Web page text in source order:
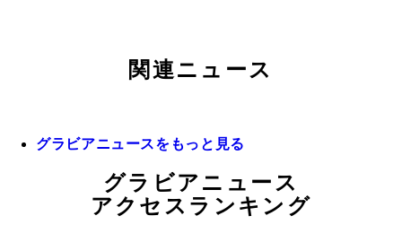
関連ニュース
グラビアニュースをもっと見る
グラビアニュース
アクセスランキング